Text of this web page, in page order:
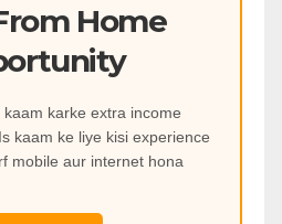
Home
karke extra income
kaam ke liye kisi experience
mobile aur internet hona